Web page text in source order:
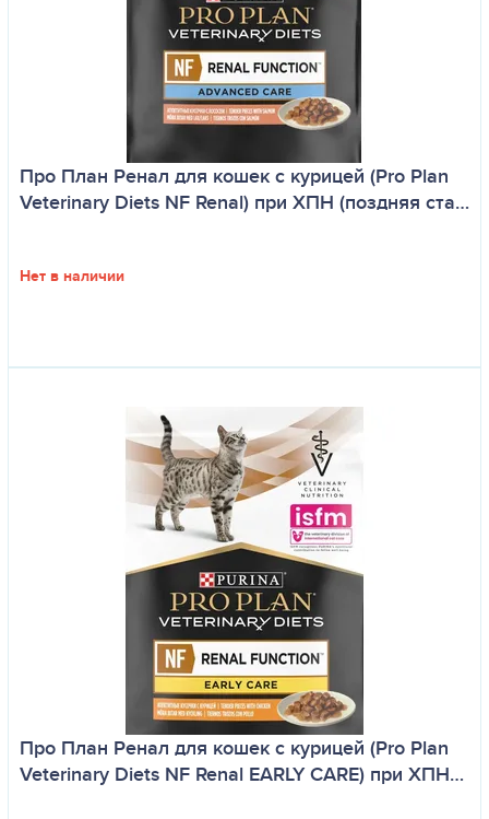
Про План Ренал для кошек с курицей (Pro Plan
Veterinary Diets NF Renal) при ХПН (поздняя ста…
Нет в наличии
Про План Ренал для кошек с курицей (Pro Plan
Veterinary Diets NF Renal EARLY CARE) при ХПН…